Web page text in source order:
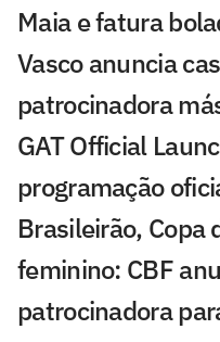
Maia e fatura
Vasco anuncia
patrocinadora
GAT Official
programação
Brasileirão, Copa
feminino: CBF
patrocinadora